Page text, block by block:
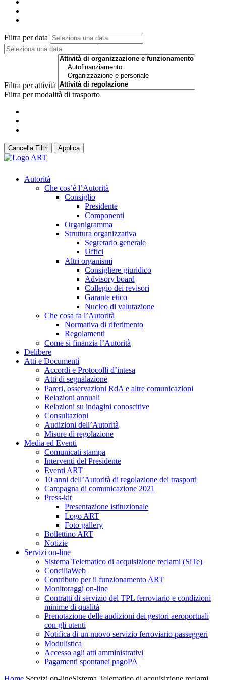
Filtra per data
Filtra per attività
Filtra per modalità di trasporto
Cancella Filtri Applica
Autorità
Che cos’è l’Autorità
Consiglio
Presidente
Componenti
Organigramma
Struttura organizzativa
Segretario generale
Uffici
Altri organismi
Consigliere giuridico
Advisory board
Collegio dei revisori
Garante etico
Nucleo di valutazione
Che cosa fa l’Autorità
Normativa di riferimento
Regolamenti
Come si finanzia l’Autorità
Delibere
Atti e Documenti
Accordi e Protocolli d’intesa
Atti di segnalazione
Pareri, osservazioni RdA e altre comunicazioni
Relazioni annuali
Relazioni su indagini conoscitive
Consultazioni
Audizioni dell’Autorità
Misure di regolazione
Media ed Eventi
Comunicati stampa
Interventi del Presidente
Eventi ART
10 anni dell’Autorità di regolazione dei trasporti
Campagna di comunicazione 2021
Press-kit
Presentazione istituzionale
Logo ART
Foto gallery
Bollettino ART
Notizie
Servizi on-line
Sistema Telematico di acquisizione reclami (SiTe)
ConciliaWeb
Contributo per il funzionamento ART
Monitoraggi on-line
Contratti di servizio del TPL ferroviario e condizioni
minime di qualità
Prenotazione delle audizioni dei gestori aeroportuali
con gli utenti
Notifica di un nuovo servizio ferroviario passeggeri
Modulistica
Accesso agli atti amministrativi
Pagamenti spontanei pagoPA